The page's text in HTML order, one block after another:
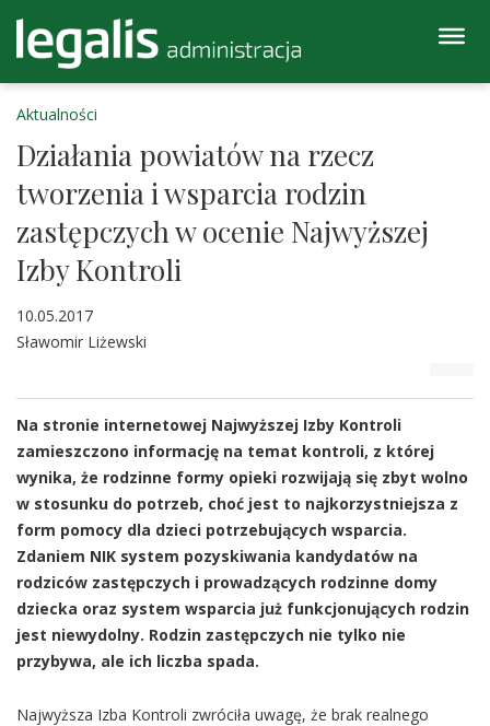
Aktualności
Działania powiatów na rzecz
tworzenia i wsparcia rodzin
zastępczych w ocenie Najwyższej
Izby Kontroli
10.05.2017
Sławomir Liżewski
Na stronie internetowej Najwyższej Izby Kontroli
zamieszczono informację na temat kontroli, z której
wynika, że rodzinne formy opieki rozwijają się zbyt wolno
w stosunku do potrzeb, choć jest to najkorzystniejsza z
form pomocy dla dzieci potrzebujących wsparcia.
Zdaniem NIK system pozyskiwania kandydatów na
rodziców zastępczych i prowadzących rodzinne domy
dziecka oraz system wsparcia już funkcjonujących rodzin
jest niewydolny. Rodzin zastępczych nie tylko nie
przybywa, ale ich liczba spada.
Najwyższa Izba Kontroli zwróciła uwagę, że brak realnego